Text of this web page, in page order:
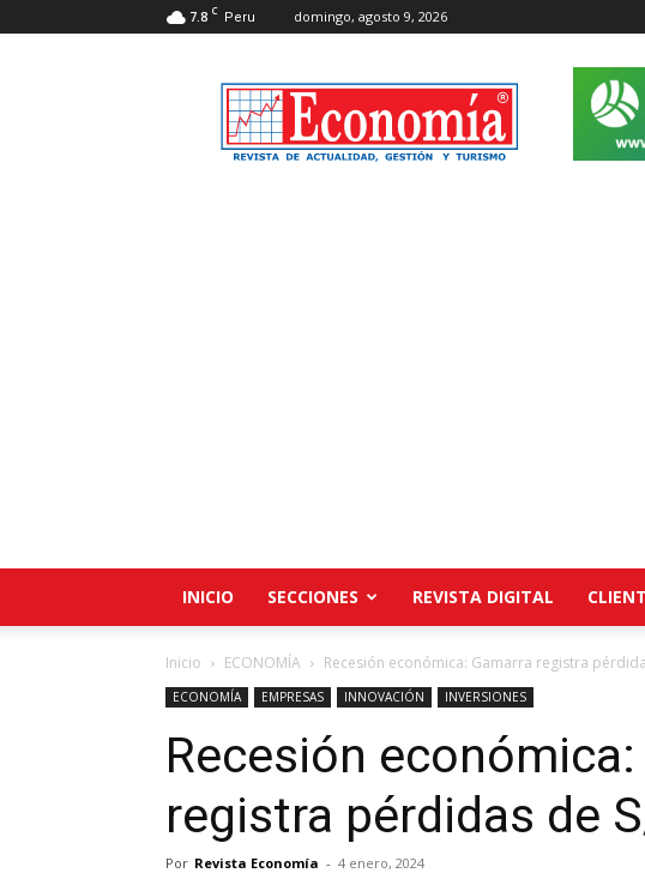
7.8 C Peru domingo, agosto 9, 2026
Revista
Economía
INICIO SECCIONES REVISTA DIGITAL
Inicio ECONOMÍA Recesión económica: Gamarra registra
ECONOMÍA EMPRESAS INNOVACIÓN INVERSIONES
Recesión
registra pérdidas de
Por Revista Economía - 4 enero, 2024